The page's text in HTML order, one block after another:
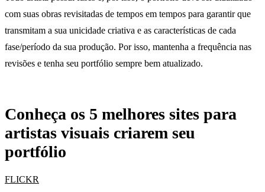
com suas obras revisitadas de tempos em tempos para garantir que
transmitam a sua unicidade criativa e as características de cada
fase/período da sua produção. Por isso, mantenha a frequência nas
revisões e tenha seu portfólio sempre bem atualizado.
Conheça os 5 melhores sites para
artistas visuais criarem seu
portfólio
FLICKR